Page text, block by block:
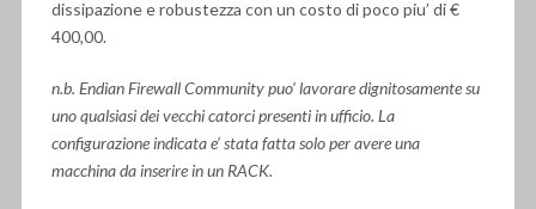
dissipazione e robustezza con un costo di poco piu’ di €
400,00.
n.b. Endian Firewall Community puo’ lavorare dignitosamente su
uno qualsiasi dei vecchi catorci presenti in ufficio. La
configurazione indicata e’ stata fatta solo per avere una
macchina da inserire in un RACK.